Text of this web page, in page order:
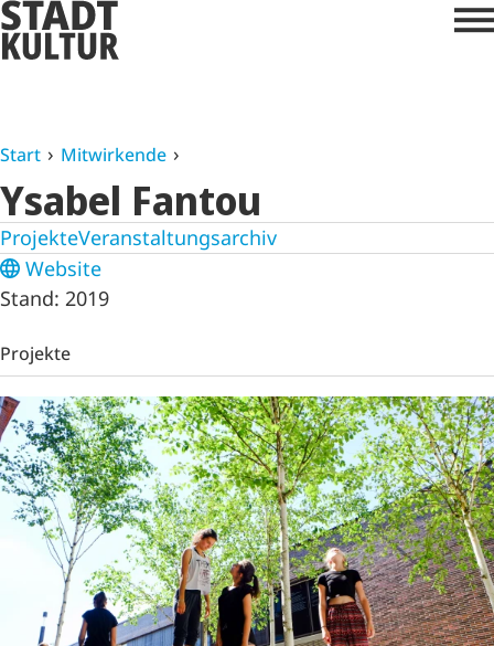
Start Mitwirkende
Ysabel Fantou
ProjekteVeranstaltungsarchiv
Website
Stand: 2019
Projekte